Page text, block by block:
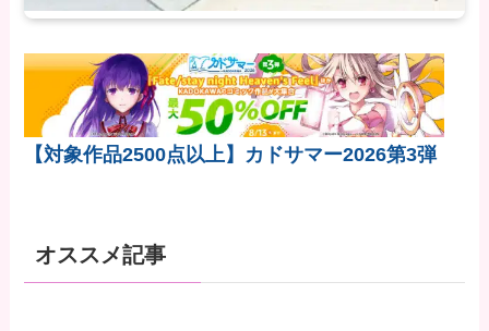
【対象作品2500点以上】カドサマー2026第3弾
オススメ記事